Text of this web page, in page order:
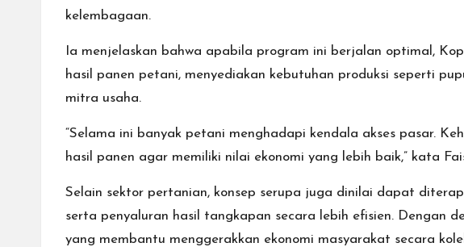
kelembagaan.
Ia menjelaskan bahwa apabila program ini berjalan optimal,
hasil panen petani, menyediakan kebutuhan produksi seperti
mitra usaha.
“Selama ini banyak petani menghadapi kendala akses pasar.
hasil panen agar memiliki nilai ekonomi yang lebih baik,” kata
Selain sektor pertanian, konsep serupa juga dinilai dapat
serta penyaluran hasil tangkapan secara lebih efisien. Dengan
yang membantu menggerakkan ekonomi masyarakat secara